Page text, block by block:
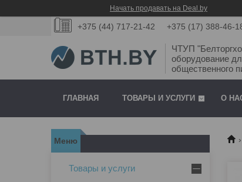
Начать продавать на Deal.by
+375 (44) 717-21-42 +375 (17) 388-46-
ЧТУП
оборудование
общественного
ГЛАВНАЯ ТОВАРЫ И УСЛУГИ О
Товары и услуги